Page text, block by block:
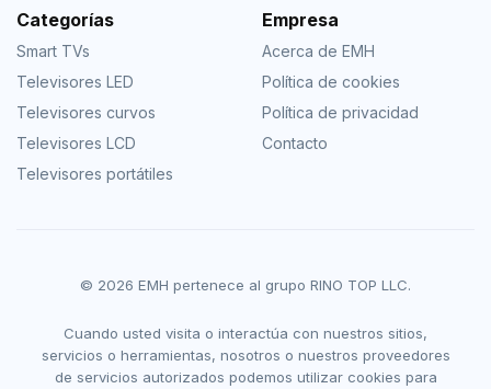
Categorías
Smart TVs
Televisores LED
Televisores curvos
Televisores LCD
Televisores portátiles
Empresa
Acerca de EMH
Política de cookies
Política de privacidad
Contacto
© 2026 EMH pertenece al grupo RINO TOP LLC.
Cuando usted visita o interactúa con nuestros sitios,
servicios o herramientas, nosotros o nuestros proveedores
de servicios autorizados podemos utilizar cookies para